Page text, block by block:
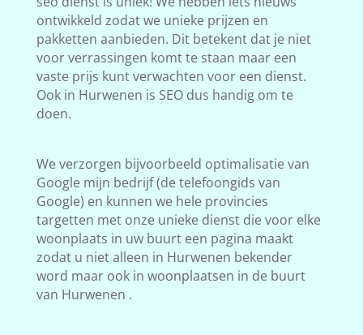
ontwikkeld zodat we unieke prijzen en
pakketten aanbieden. Dit betekent dat je niet
voor verrassingen komt te staan maar een
vaste prijs kunt verwachten voor een dienst.
Ook in Hurwenen is SEO dus handig om te
doen.
We verzorgen bijvoorbeeld optimalisatie van
Google mijn bedrijf (de telefoongids van
Google) en kunnen we hele provincies
targetten met onze unieke dienst die voor elke
woonplaats in uw buurt een pagina maakt
zodat u niet alleen in Hurwenen bekender
word maar ook in woonplaatsen in de buurt
van Hurwenen .